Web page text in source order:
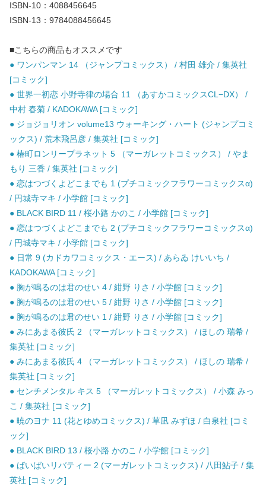
ISBN-10：4088456645
ISBN-13：9784088456645
■こちらの商品もオススメです
● ワンパンマン 14 （ジャンプコミックス） / 村田 雄介 / 集英社
[コミック]
● 世界一初恋 小野寺律の場合 11 （あすかコミックスCL−DX） /
中村 春菊 / KADOKAWA [コミック]
● ジョジョリオン volume13 ウォーキング・ハート (ジャンプコミ
ックス) / 荒木飛呂彦 / 集英社 [コミック]
● 椿町ロンリープラネット 5 （マーガレットコミックス） / やま
もり 三香 / 集英社 [コミック]
● 恋はつづくよどこまでも 1 (プチコミックフラワーコミックスα)
/ 円城寺マキ / 小学館 [コミック]
● BLACK BIRD 11 / 桜小路 かのこ / 小学館 [コミック]
● 恋はつづくよどこまでも 2 (プチコミックフラワーコミックスα)
/ 円城寺マキ / 小学館 [コミック]
● 日常 9 (カドカワコミックス・エース) / あらゐ けいいち /
KADOKAWA [コミック]
● 胸が鳴るのは君のせい 4 / 紺野 りさ / 小学館 [コミック]
● 胸が鳴るのは君のせい 5 / 紺野 りさ / 小学館 [コミック]
● 胸が鳴るのは君のせい 1 / 紺野 りさ / 小学館 [コミック]
● みにあまる彼氏 2 （マーガレットコミックス） / ほしの 瑞希 /
集英社 [コミック]
● みにあまる彼氏 4 （マーガレットコミックス） / ほしの 瑞希 /
集英社 [コミック]
● センチメンタル キス 5 （マーガレットコミックス） / 小森 みっ
こ / 集英社 [コミック]
● 暁のヨナ 11 (花とゆめコミックス) / 草凪 みずほ / 白泉社 [コミ
ック]
● BLACK BIRD 13 / 桜小路 かのこ / 小学館 [コミック]
● ばいばいリバティー 2 (マーガレットコミックス) / 八田鮎子 / 集
英社 [コミック]